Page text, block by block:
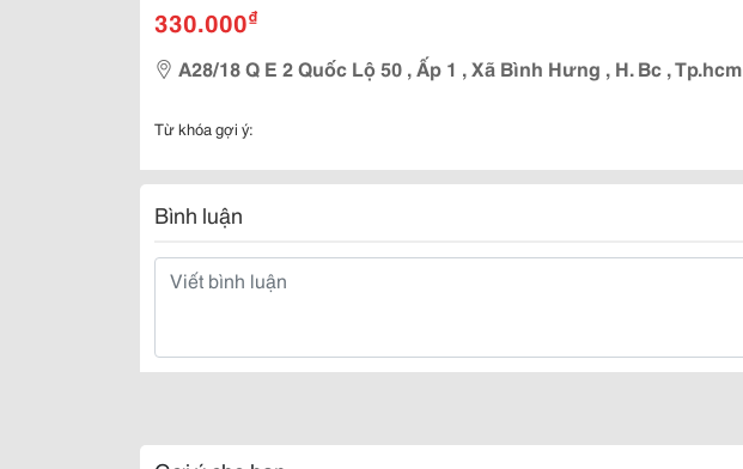
330.000₫
A28/18 Q E 2 Quốc Lộ 50 , Ấp 1 , Xã Bình Hưng , H. Bc , Tp.hcm
Từ khóa gợi ý:
Bình luận